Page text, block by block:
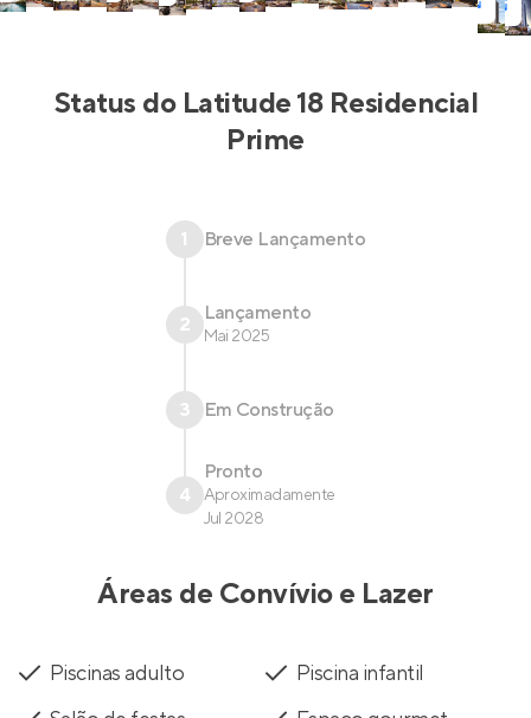
Status do Latitude 18 Residencial
Prime
1 Breve Lançamento
2 Lançamento
Mai 2025
3 Em Construção
4
Pronto
Aproximadamente
Jul 2028
Áreas de Convívio e Lazer
Piscinas adulto
Piscina infantil